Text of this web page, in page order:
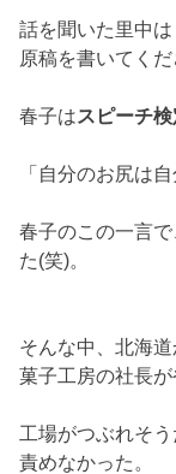
話を聞いた里中
原稿を書いてくだ
春子はスピーチ
「自分のお尻は
春子のこの一言
た(笑)。
そんな中、北海
菓子工房の社長が
工場がつぶれそ
責めなかった。